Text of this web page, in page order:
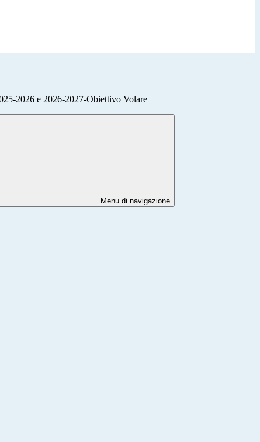
2026 e 2026-2027-Obiettivo Volare
Menu di navigazione